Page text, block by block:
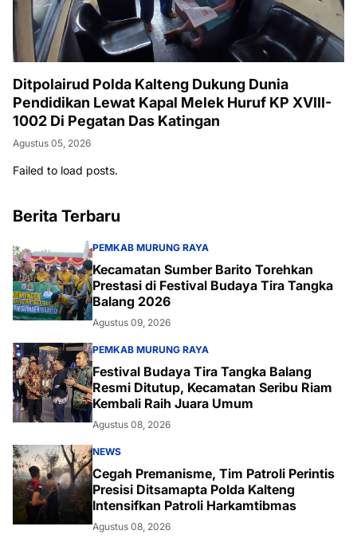
Ditpolairud Polda Kalteng Dukung Dunia
Pendidikan Lewat Kapal Melek Huruf KP XVIII-
1002 Di Pegatan Das Katingan
Agustus 05, 2026
Failed to load posts.
Berita Terbaru
PEMKAB MURUNG RAYA
Kecamatan Sumber Barito Torehkan
Prestasi di Festival Budaya Tira Tangka
Balang 2026
Agustus 09, 2026
PEMKAB MURUNG RAYA
Festival Budaya Tira Tangka Balang
Resmi Ditutup, Kecamatan Seribu Riam
Kembali Raih Juara Umum
Agustus 08, 2026
NEWS
Cegah Premanisme, Tim Patroli Perintis
Presisi Ditsamapta Polda Kalteng
Intensifkan Patroli Harkamtibmas
Agustus 08, 2026